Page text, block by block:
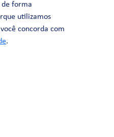
de forma
utilizamos
concorda com
.